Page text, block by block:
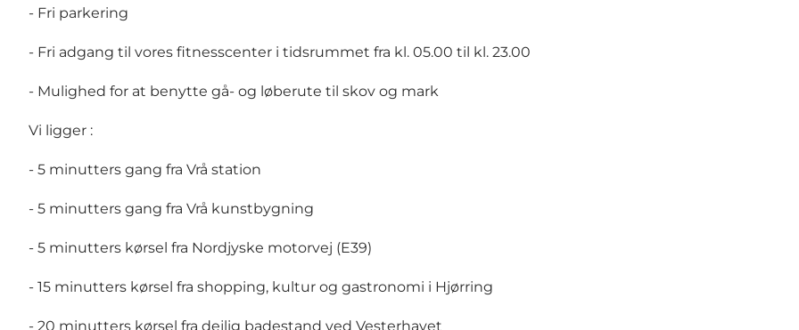
- Fri parkering
- Fri adgang til vores fitnesscenter i tidsrummet fra kl. 05.00 til kl. 23.00
- Mulighed for at benytte gå- og løberute til skov og mark
Vi ligger :
- 5 minutters gang fra Vrå station
- 5 minutters gang fra Vrå kunstbygning
- 5 minutters kørsel fra Nordjyske motorvej (E39)
- 15 minutters kørsel fra shopping, kultur og gastronomi i Hjørring
- 20 minutters kørsel fra dejlig badestand ved Vesterhavet